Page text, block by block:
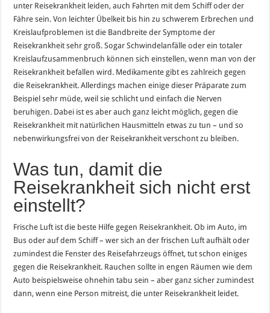
unter Reisekrankheit leiden, auch Fahrten mit dem Schiff oder der
Fähre sein. Von leichter Übelkeit bis hin zu schwerem Erbrechen und
Kreislaufproblemen ist die Bandbreite der Symptome der
Reisekrankheit sehr groß. Sogar Schwindelanfälle oder ein totaler
Kreislaufzusammenbruch können sich einstellen, wenn man von der
Reisekrankheit befallen wird. Medikamente gibt es zahlreich gegen
die Reisekrankheit. Allerdings machen einige dieser Präparate zum
Beispiel sehr müde, weil sie schlicht und einfach die Nerven
beruhigen. Dabei ist es aber auch ganz leicht möglich, gegen die
Reisekrankheit mit natürlichen Hausmitteln etwas zu tun – und so
nebenwirkungsfrei von der Reisekrankheit verschont zu bleiben.
Was tun, damit die
Reisekrankheit sich nicht erst
einstellt?
Frische Luft ist die beste Hilfe gegen Reisekrankheit. Ob im Auto, im
Bus oder auf dem Schiff – wer sich an der frischen Luft aufhält oder
zumindest die Fenster des Reisefahrzeugs öffnet, tut schon einiges
gegen die Reisekrankheit. Rauchen sollte in engen Räumen wie dem
Auto beispielsweise ohnehin tabu sein – aber ganz sicher zumindest
dann, wenn eine Person mitreist, die unter Reisekrankheit leidet.